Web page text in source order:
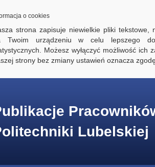
o cookies
strona zapisuje niewielkie pliki tekstowe,
Twoim urządzeniu w celu lepszego
Możesz wyłączyć możliwość ich
strony bez zmiany ustawień oznacza
Lubelskiej